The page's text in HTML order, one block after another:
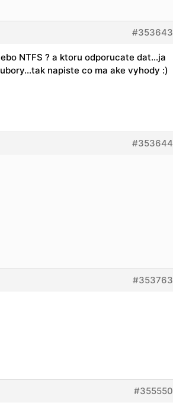
#353643
NTFS ? a ktoru odporucate dat…ja
napiste co ma ake vyhody :)
#353644
#353763
#355550